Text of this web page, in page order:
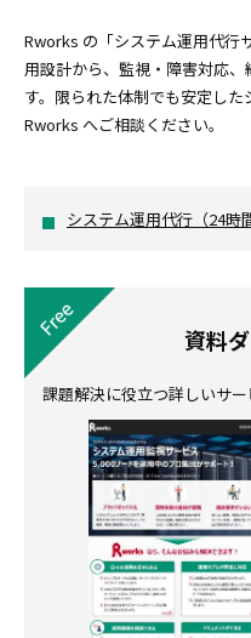
Rworks の「システム運用代行
用設計から、監視・障害対応
す。限られた体制でも安定し
Rworks へご相談ください。
システム運用代行（24時
資料
課題解決に役立つ詳しいサ